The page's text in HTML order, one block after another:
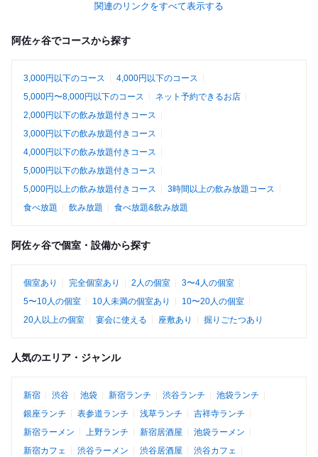
関連のリンクをすべて表示する
阿佐ヶ谷でコースから探す
3,000円以下のコース
4,000円以下のコース
5,000円〜8,000円以下のコース
ネット予約できるお店
2,000円以下の飲み放題付きコース
3,000円以下の飲み放題付きコース
4,000円以下の飲み放題付きコース
5,000円以下の飲み放題付きコース
5,000円以上の飲み放題付きコース
3時間以上の飲み放題コース
食べ放題
飲み放題 食べ放題&飲み放題
阿佐ヶ谷で個室・設備から探す
個室あり 完全個室あり 2人の個室
3〜4人の個室
5〜10人の個室
10人未満の個室あり
10〜20人の個室
20人以上の個室
宴会に使える 座敷あり 掘りごたつあり
人気のエリア・ジャンル
新宿 渋谷 池袋 新宿ランチ 渋谷ランチ
池袋ランチ
銀座ランチ
表参道ランチ 浅草ランチ
吉祥寺ランチ
新宿ラーメン
上野ランチ 新宿居酒屋
池袋ラーメン
新宿カフェ
渋谷ラーメン 渋谷居酒屋
渋谷カフェ